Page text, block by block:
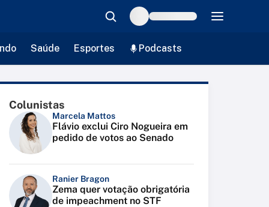
Saúde Esportes Podcasts
Colunistas
Marcela Mattos
Flávio exclui Ciro Nogueira em
pedido de votos ao Senado
Ranier Bragon
Zema quer votação obrigatória
de impeachment no STF